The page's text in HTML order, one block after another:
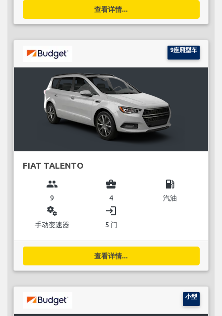
查看详情...
9座厢型车
FIAT TALENTO
group
9
business_center
4
local_gas_station
汽油
miscellaneous_services
手动变速器
login
5 门
查看详情...
小型